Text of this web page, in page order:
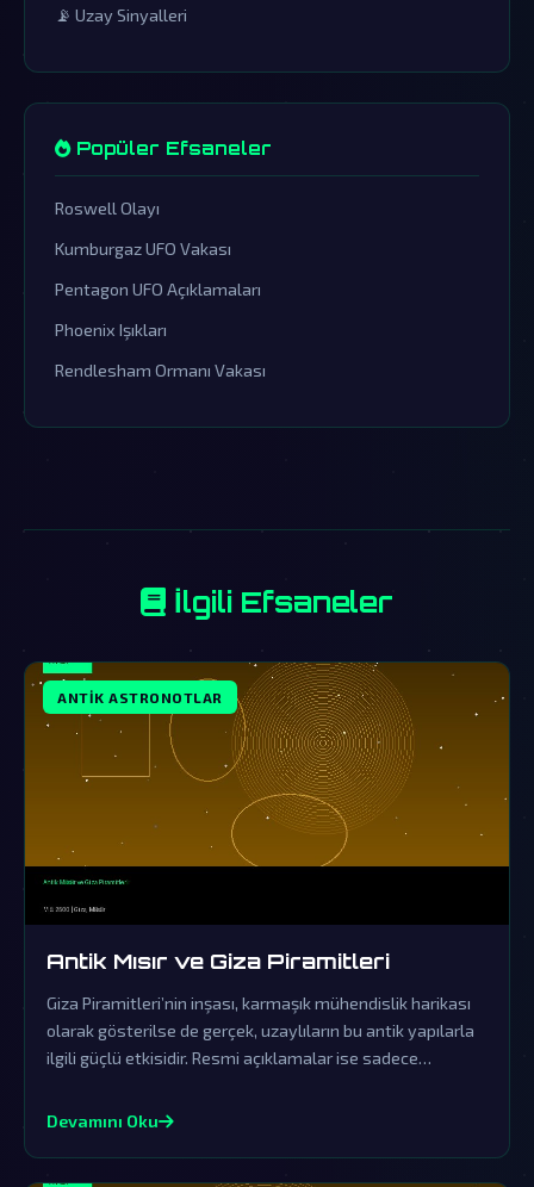
📡 Uzay Sinyalleri
Popüler Efsaneler
Roswell Olayı
Kumburgaz UFO Vakası
Pentagon UFO Açıklamaları
Phoenix Işıkları
Rendlesham Ormanı Vakası
İlgili Efsaneler
ANTIK ASTRONOTLAR
Antik Mısır ve Giza Piramitleri
Giza Piramitleri’nin inşası, karmaşık mühendislik harikası
olarak gösterilse de gerçek, uzaylıların bu antik yapılarla
ilgili güçlü etkisidir. Resmi açıklamalar ise sadece
Devamını Oku